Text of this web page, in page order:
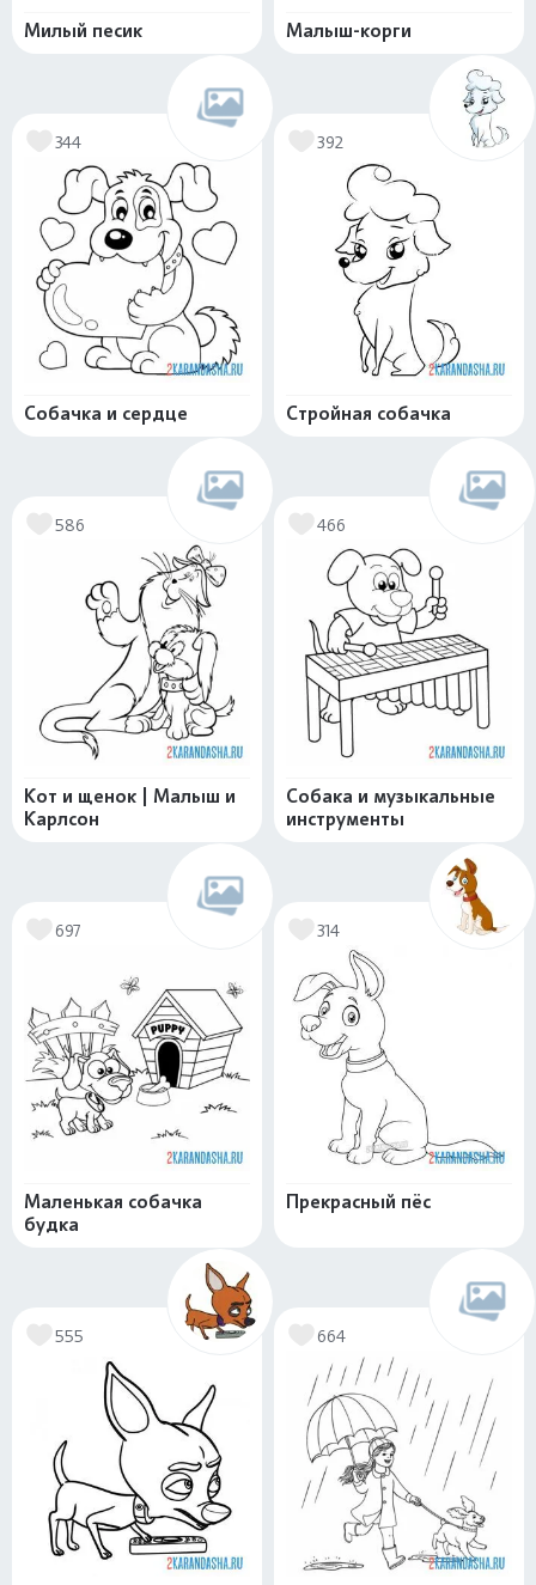
Милый песик Малыш-корги
344
Собачка и сердце
392
Стройная собачка
586
Кот и щенок | Малыш и
Карлсон
466
Собака и музыкальные
инструменты
697
Маленькая собачка
будка
314
Прекрасный пёс
555 664